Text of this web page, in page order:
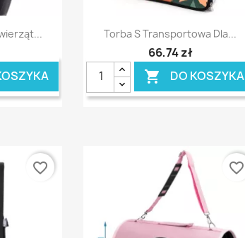
Szybki podgląd
Torba S Transportowa Dla...
66,74 zł
 DO KOSZYKA
favorite_border favorite_border